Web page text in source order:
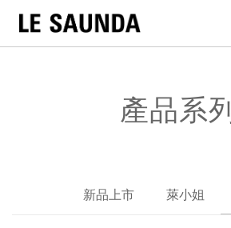
產品系列
新品上市 萊小姐